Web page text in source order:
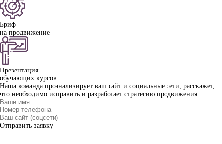
Бриф
на продвижение
Презентация
обучающих курсов
Наша команда проанализирует ваш сайт и социальные сети, расскажет,
что необходимо исправить и разработает стратегию продвижения
Отправить заявку